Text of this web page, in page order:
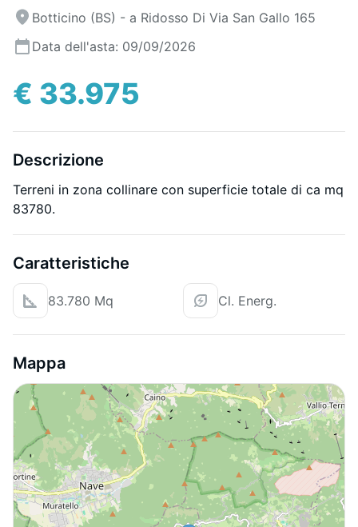
Botticino (BS) - a Ridosso Di Via San Gallo 165
Data dell'asta: 09/09/2026
€ 33.975
Descrizione
Terreni in zona collinare con superficie totale di ca mq
83780.
Caratteristiche
83.780 Mq Cl. Energ.
Mappa